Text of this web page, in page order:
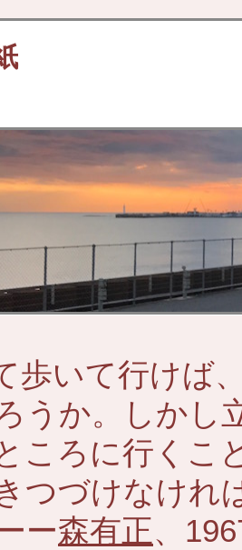
歩いて行けば
うか。しかし
ころに行くこ
つづけなけれ
ー森有正、